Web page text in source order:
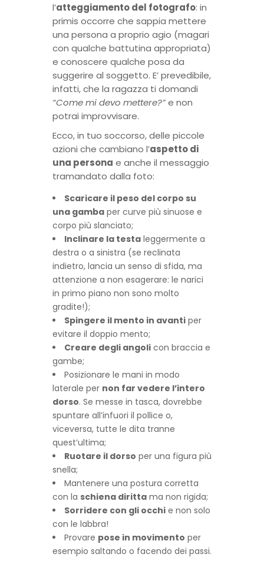
l’atteggiamento del fotografo: in
primis occorre che sappia mettere
una persona a proprio agio (magari
con qualche battutina appropriata)
e conoscere qualche posa da
suggerire al soggetto. E’ prevedibile,
infatti, che la ragazza ti domandi
“Come mi devo mettere?”e non
potrai improvvisare.
Ecco, in tuo soccorso, delle piccole
azioni che cambiano l’aspetto di
una persona e anche il messaggio
tramandato dalla foto:
Scaricare il peso del corpo su
una gamba per curve più sinuose e
corpo più slanciato;
Inclinare la testa leggermente a
destra o a sinistra (se reclinata
indietro, lancia un senso di sfida, ma
attenzione a non esagerare: le narici
in primo piano non sono molto
gradite!);
Spingere il mento in avanti per
evitare il doppio mento;
Creare degli angoli con braccia e
gambe;
Posizionare le mani in modo
laterale per non far vedere l’intero
dorso. Se messe in tasca, dovrebbe
spuntare all’infuori il pollice o,
viceversa, tutte le dita tranne
quest’ultima;
Ruotare il dorso per una figura più
snella;
Mantenere una postura corretta
con la schiena diritta ma non rigida;
Sorridere con gli occhi e non solo
con le labbra!
Provare pose in movimento per
esempio saltando o facendo dei passi.